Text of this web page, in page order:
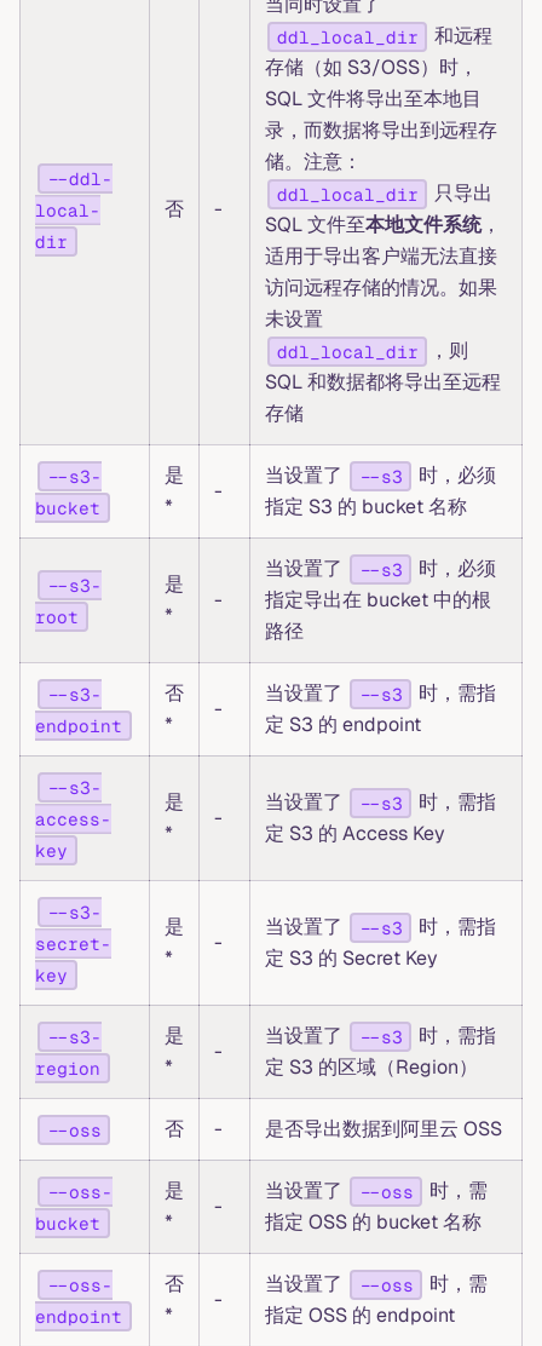
--ddl-
local-
dir
否 -
ddl_local_dir
和远程
存储（如 S3/OSS）时，
SQL 文件将导出至本地目
录，而数据将导出到远程存
储。注意：
ddl_local_dir
只导出
SQL 文件至本地文件系统，
适用于导出客户端无法直接
访问远程存储的情况。如果
未设置
ddl_local_dir
，则
SQL 和数据都将导出至远程
存储
--s3-
bucket
是
*
-
当设置了 --s3
时，必须
指定 S3 的 bucket 名称
--s3-
root
是
*
-
当设置了 --s3
时，必须
指定导出在 bucket 中的根
路径
--s3-
endpoint
否
*
-
当设置了 --s3
时，需指
定 S3 的 endpoint
--s3-
access-
key
是
*
-
当设置了 --s3
时，需指
定 S3 的 Access Key
--s3-
secret-
key
是
*
-
当设置了 --s3
时，需指
定 S3 的 Secret Key
--s3-
region
是
*
-
当设置了 --s3
时，需指
定 S3 的区域（Region）
--oss 否 - 是否导出数据到阿里云 OSS
--oss-
bucket
是
*
-
当设置了 --oss
时，需
指定 OSS 的 bucket 名称
--oss-
endpoint
否
*
-
当设置了 --oss
时，需
指定 OSS 的 endpoint